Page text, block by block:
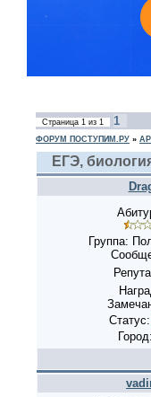
Страница 1 из 1 1
ФОРУМ ПОСТУПИМ.РУ »
ЕГЭ,
Группа:
Статус: